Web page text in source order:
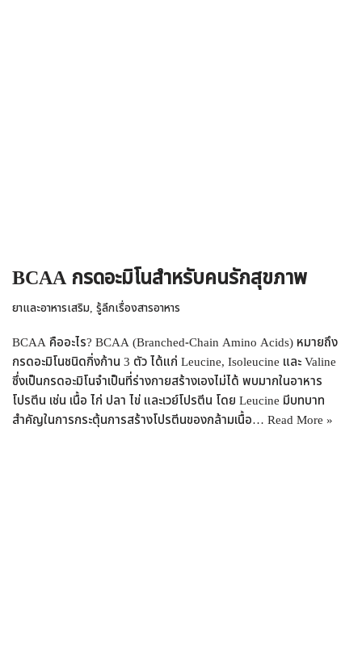
BCAA กรดอะมิโนสำหรับคนรักสุขภาพ
ยาและอาหารเสริม, รู้ลึกเรื่องสารอาหาร
BCAA คืออะไร? BCAA (Branched-Chain Amino Acids) หมายถึง
กรดอะมิโนชนิดกิ่งก้าน 3 ตัว ได้แก่ Leucine, Isoleucine และ Valine
ซึ่งเป็นกรดอะมิโนจำเป็นที่ร่างกายสร้างเองไม่ได้ พบมากในอาหาร
โปรตีน เช่น เนื้อ ไก่ ปลา ไข่ และเวย์โปรตีน โดย Leucine มีบทบาท
สำคัญในการกระตุ้นการสร้างโปรตีนของกล้ามเนื้อ… Read More »